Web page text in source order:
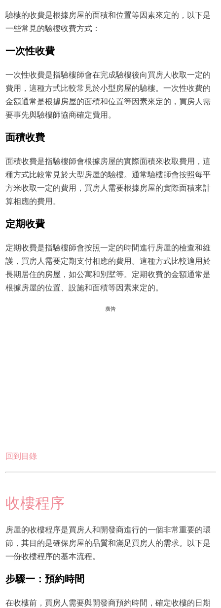
驗樓的收費是根據房屋的面積和位置等因素來定的，以下是
一些常見的驗樓收費方式：
一次性收費
一次性收費是指驗樓師會在完成驗樓後向買房人收取一定的
費用，這種方式比較常見於小型房屋的驗樓。一次性收費的
金額通常是根據房屋的面積和位置等因素來定的，買房人需
要事先與驗樓師協商確定費用。
面積收費
面積收費是指驗樓師會根據房屋的實際面積來收取費用，這
種方式比較常見於大型房屋的驗樓。通常驗樓師會按照每平
方米收取一定的費用，買房人需要根據房屋的實際面積來計
算相應的費用。
定期收費
定期收費是指驗樓師會按照一定的時間進行房屋的檢查和維
護，買房人需要定期支付相應的費用。這種方式比較適用於
長期居住的房屋，如公寓和別墅等。定期收費的金額通常是
根據房屋的位置、設施和面積等因素來定的。
廣告
回到目錄
收樓程序
房屋的收樓程序是買房人和開發商進行的一個非常重要的環
節，其目的是確保房屋的品質和滿足買房人的需求。以下是
一份收樓程序的基本流程。
步驟一：預約時間
在收樓前，買房人需要與開發商預約時間，確定收樓的日期